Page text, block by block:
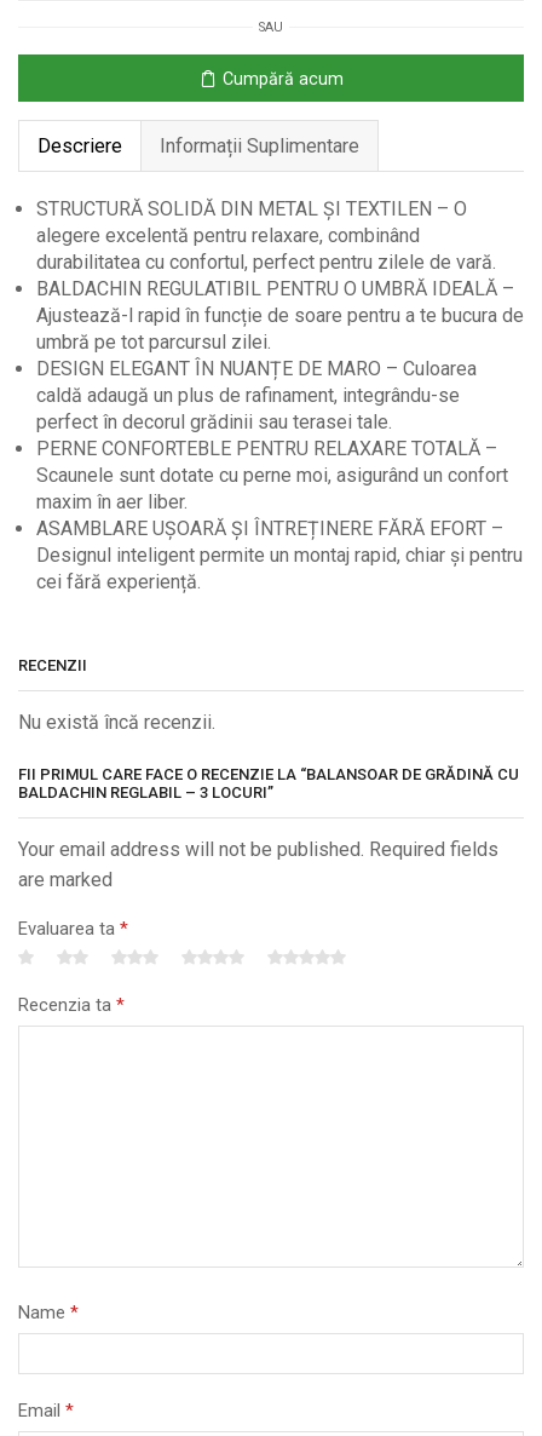
Baldachin
Reglabil
–
3
Locuri
SAU
Cumpără acum
Descriere Informații Suplimentare
STRUCTURĂ SOLIDĂ DIN METAL ȘI TEXTILEN – O
alegere excelentă pentru relaxare, combinând
durabilitatea cu confortul, perfect pentru zilele de vară.
BALDACHIN REGULATIBIL PENTRU O UMBRĂ IDEALĂ –
Ajustează-l rapid în funcție de soare pentru a te bucura de
umbră pe tot parcursul zilei.
DESIGN ELEGANT ÎN NUANȚE DE MARO – Culoarea
caldă adaugă un plus de rafinament, integrându-se
perfect în decorul grădinii sau terasei tale.
PERNE CONFORTEBLE PENTRU RELAXARE TOTALĂ –
Scaunele sunt dotate cu perne moi, asigurând un confort
maxim în aer liber.
ASAMBLARE UȘOARĂ ȘI ÎNTREȚINERE FĂRĂ EFORT –
Designul inteligent permite un montaj rapid, chiar și pentru
cei fără experiență.
RECENZII
Nu există încă recenzii.
FII PRIMUL CARE FACE O RECENZIE LA “BALANSOAR DE GRĂDINĂ CU
BALDACHIN REGLABIL – 3 LOCURI”
Your email address will not be published. Required fields
are marked
Evaluarea ta *
Recenzia ta *
Name *
Email *